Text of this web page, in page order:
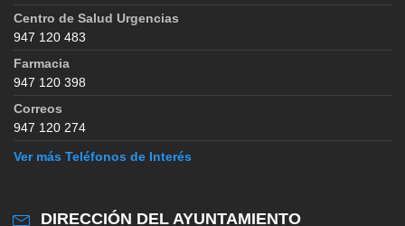
Centro de Salud Urgencias
947 120 483
Farmacia
947 120 398
Correos
947 120 274
Ver más Teléfonos de Interés
DIRECCIÓN DEL AYUNTAMIENTO